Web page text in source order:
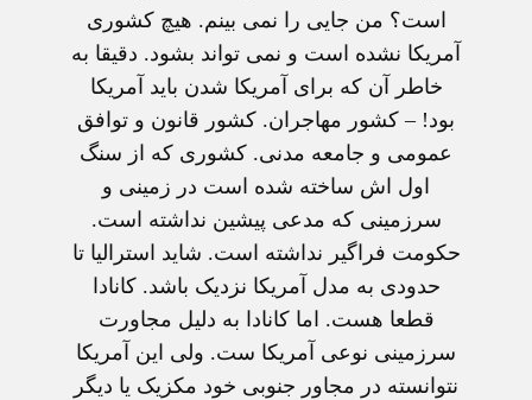
است؟ من جایی را نمی بینم. هیچ کشوری
آمریکا نشده است و نمی تواند بشود. دقیقا به
خاطر آن که برای آمریکا شدن باید آمریکا
بود! – کشور مهاجران. کشور قانون و توافق
عمومی و جامعه مدنی. کشوری که از سنگ
اول اش ساخته شده است در زمینی و
سرزمینی که مدعی پیشین نداشته است.
حکومت فراگیر نداشته است. شاید استرالیا تا
حدودی به مدل آمریکا نزدیک باشد. کانادا
قطعا هست. اما کانادا به دلیل مجاورت
سرزمینی نوعی آمریکا ست. ولی این آمریکا
نتوانسته در مجاور جنوبی خود مکزیک یا دیگر